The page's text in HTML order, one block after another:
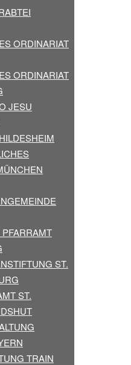
ORDINARIAT
ORDINARIAT
JESU
ST.
ST.
TRAIN